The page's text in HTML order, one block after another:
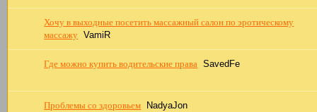
Хочу в выходные посетить массажный салон по эротическому
массажу
VamiR
Где можно купить водительские права SavedFe
Проблемы со здоровьем NadyaJon